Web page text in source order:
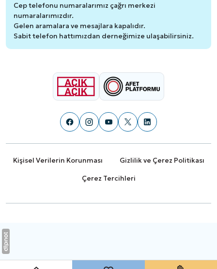
Cep telefonu numaralarımız çağrı merkezi
numaralarımızdır.
Gelen aramalara ve mesajlara kapalıdır.
Sabit telefon hattımızdan derneğimize ulaşabilirsiniz.
Kişisel Verilerin Korunması Gizlilik ve Çerez Politikası
Çerez Tercihleri